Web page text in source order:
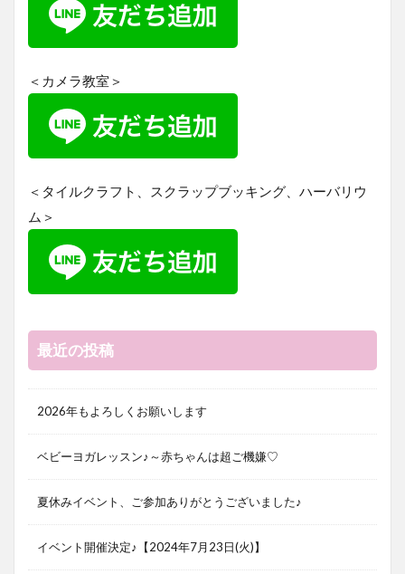
＜カメラ教室＞
＜タイルクラフト、スクラップブッキング、ハーバリウ
ム＞
最近の投稿
2026年もよろしくお願いします
ベビーヨガレッスン♪～赤ちゃんは超ご機嫌♡
夏休みイベント、ご参加ありがとうございました♪
イベント開催決定♪【2024年7月23日(火)】